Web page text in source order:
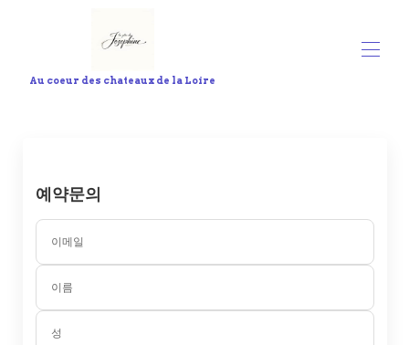
Au coeur des chateaux de la Loire
예약문의
이메일
이름
성